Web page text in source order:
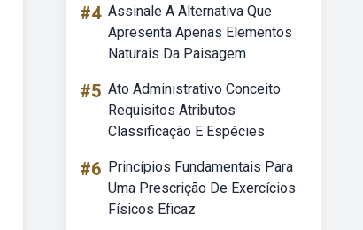
#4 Assinale A Alternativa Que
Apresenta Apenas Elementos
Naturais Da Paisagem
#5 Ato Administrativo Conceito
Requisitos Atributos
Classificação E Espécies
#6 Princípios Fundamentais Para
Uma Prescrição De Exercícios
Físicos Eficaz